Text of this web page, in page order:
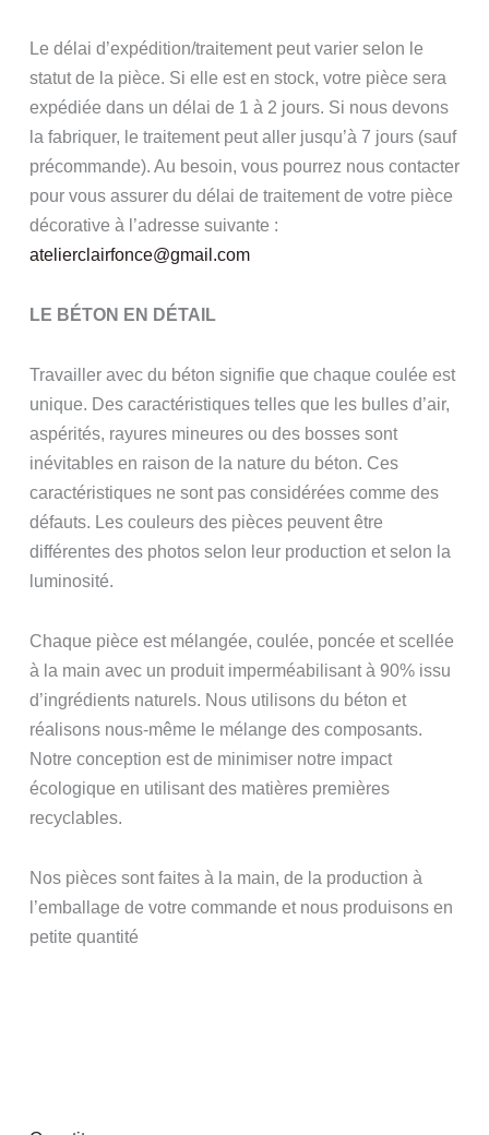
Le délai d’expédition/traitement peut varier selon le
statut de la pièce. Si elle est en stock, votre pièce sera
expédiée dans un délai de 1 à 2 jours. Si nous devons
la fabriquer, le traitement peut aller jusqu’à 7 jours (sauf
précommande). Au besoin, vous pourrez nous contacter
pour vous assurer du délai de traitement de votre pièce
décorative à l’adresse suivante :
atelierclairfonce@gmail.com
LE BÉTON EN DÉTAIL
Travailler avec du béton signifie que chaque coulée est
unique. Des caractéristiques telles que les bulles d’air,
aspérités, rayures mineures ou des bosses sont
inévitables en raison de la nature du béton. Ces
caractéristiques ne sont pas considérées comme des
défauts. Les couleurs des pièces peuvent être
différentes des photos selon leur production et selon la
luminosité.
Chaque pièce est mélangée, coulée, poncée et scellée
à la main avec un produit imperméabilisant à 90% issu
d’ingrédients naturels. Nous utilisons du béton et
réalisons nous-même le mélange des composants.
Notre conception est de minimiser notre impact
écologique en utilisant des matières premières
recyclables.
Nos pièces sont faites à la main, de la production à
l’emballage de votre commande et nous produisons en
petite quantité